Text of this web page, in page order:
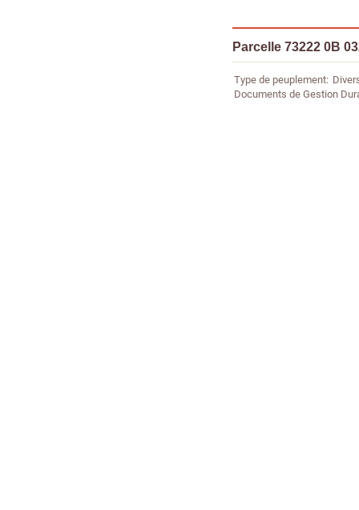
Parcelle 73222 0B
Type de peuplement
Documents de Gestion